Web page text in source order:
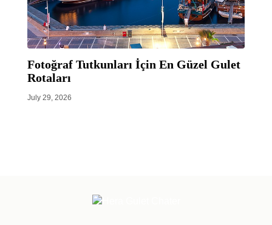
Fotoğraf Tutkunları İçin En Güzel Gulet
Rotaları
July 29, 2026